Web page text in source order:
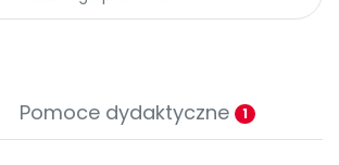
numery
Pomoce dydaktyczne 1